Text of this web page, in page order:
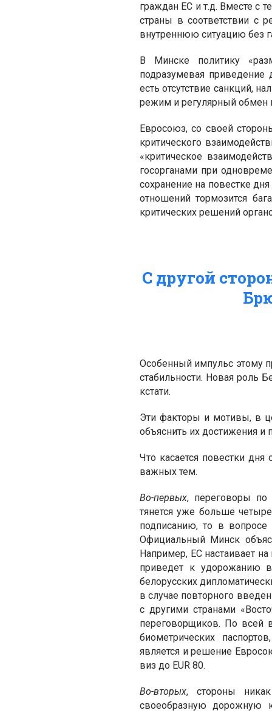
граждан ЕС и т.д. Вместе с
страны в соответствии с
внутреннюю ситуацию без
В Минске политику
подразумевая
есть отсутствие санкций,
режим и регулярный обмен
Евросоюз, со своей
критического
«критическое
госорганами при
сохранение на повестке
отношений тормозится
критических решений
С другой
Особенный импульс этому
стабильности. Новая роль
кстати.
Эти факторы и мотивы, в
объяснить их достижения и
Что касается повестки
важных тем.
Во-первых, переговоры по
тянется уже больше
подписанию, то в
Официальный Минск
Например, ЕС настаивает
приведет к удорожанию
белорусских
в случае повторного
с другими странами
переговорщиков. По всей
биометрических
является и решение
виз до EUR 80.
Во-вторых, стороны
своеобразную дорожную